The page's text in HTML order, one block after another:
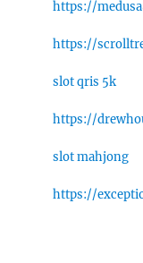
https://
https://
slot qris 5k
https://
slot mahjong
https://